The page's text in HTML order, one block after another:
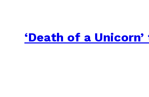
‘Death of a